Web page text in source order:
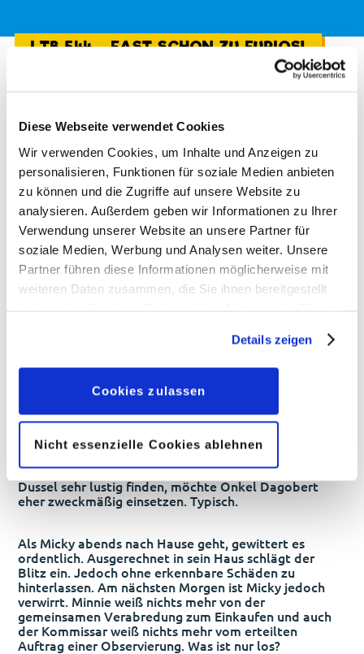
Diese Webseite verwendet Cookies
Wir verwenden Cookies, um Inhalte und Anzeigen zu
personalisieren, Funktionen für soziale Medien anbieten
zu können und die Zugriffe auf unsere Website zu
analysieren. Außerdem geben wir Informationen zu Ihrer
Verwendung unserer Website an unsere Partner für
soziale Medien, Werbung und Analysen weiter. Unsere
Partner führen diese Informationen möglicherweise mit
weiteren Daten zusammen, die Sie ihnen bereitgestellt
geben, können Sie diese jederzeit in der
Datenschutzerklärungwieder widerrufen.
Details zeigen
Cookies zulassen
Nicht essenzielle Cookies ablehnen
LTB 544 – FAST SCHON ZU FURIOS!
Donald in der Rolle des Schraubers und
Bolidenliebhabers? Nicht nur er, auch Daisy nimmt in
diesem Buch das Werkzeug in die Hand. Wer ist der
Schnellste?
Onkel Dagobert hofft darauf, auf dem Titel des
Einladung zu einem persönlichen Gespräch folgt und
sich heraus, dass die Redaktion sich nicht zwischen
Onkel Dagobert und Klaas Klever entscheiden kann.
Ein Wettkampf soll entscheiden.
Endlich mal eine brauchbare Erfindung: Daniel
augenblicklich zum Lachen bringt. Was Donald und
Dussel sehr lustig finden, möchte Onkel Dagobert
eher zweckmäßig einsetzen. Typisch.
Als Micky abends nach Hause geht, gewittert es
ordentlich. Ausgerechnet in sein Haus schlägt der
Blitz ein. Jedoch ohne erkennbare Schäden zu
hinterlassen. Am nächsten Morgen ist Micky jedoch
verwirrt. Minnie weiß nichts mehr von der
gemeinsamen Verabredung zum Einkaufen und auch
der Kommissar weiß nichts mehr vom erteilten
Auftrag einer Observierung. Was ist nur los?